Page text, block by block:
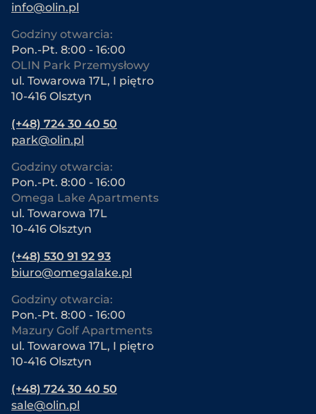
info@olin.pl
Godziny otwarcia:
Pon.-Pt. 8:00 - 16:00
OLIN Park Przemysłowy
ul. Towarowa 17L, I piętro
10-416 Olsztyn
(+48) 724 30 40 50
park@olin.pl
Godziny otwarcia:
Pon.-Pt. 8:00 - 16:00
Omega Lake Apartments
ul. Towarowa 17L
10-416 Olsztyn
(+48) 530 91 92 93
biuro@omegalake.pl
Godziny otwarcia:
Pon.-Pt. 8:00 - 16:00
Mazury Golf Apartments
ul. Towarowa 17L, I piętro
10-416 Olsztyn
(+48) 724 30 40 50
sale@olin.pl